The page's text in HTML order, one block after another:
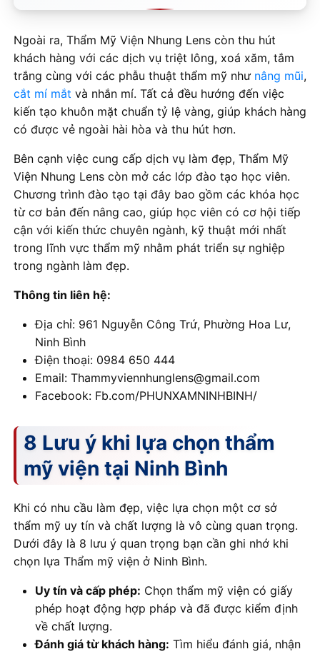
Ngoài ra, Thẩm Mỹ Viện Nhung Lens còn thu hút
khách hàng với các dịch vụ triệt lông, xoá xăm, tắm
trắng cùng với các phẫu thuật thẩm mỹ như nâng mũi,
cắt mí mắt và nhắn mí. Tất cả đều hướng đến việc
kiến tạo khuôn mặt chuẩn tỷ lệ vàng, giúp khách hàng
có được vẻ ngoài hài hòa và thu hút hơn.
Bên cạnh việc cung cấp dịch vụ làm đẹp, Thẩm Mỹ
Viện Nhung Lens còn mở các lớp đào tạo học viên.
Chương trình đào tạo tại đây bao gồm các khóa học
từ cơ bản đến nâng cao, giúp học viên có cơ hội tiếp
cận với kiến thức chuyên ngành, kỹ thuật mới nhất
trong lĩnh vực thẩm mỹ nhằm phát triển sự nghiệp
trong ngành làm đẹp.
Thông tin liên hệ:
Địa chỉ: 961 Nguyễn Công Trứ, Phường Hoa Lư,
Ninh Bình
Điện thoại: 0984 650 444
Email: Thammyviennhunglens@gmail.com
Facebook: Fb.com/PHUNXAMNINHBINH/
8 Lưu ý khi lựa chọn thẩm
mỹ viện tại Ninh Bình
Khi có nhu cầu làm đẹp, việc lựa chọn một cơ sở
thẩm mỹ uy tín và chất lượng là vô cùng quan trọng.
Dưới đây là 8 lưu ý quan trọng bạn cần ghi nhớ khi
chọn lựa Thẩm mỹ viện ở Ninh Bình.
Uy tín và cấp phép: Chọn thẩm mỹ viện có giấy
phép hoạt động hợp pháp và đã được kiểm định
về chất lượng.
Đánh giá từ khách hàng: Tìm hiểu đánh giá, nhận